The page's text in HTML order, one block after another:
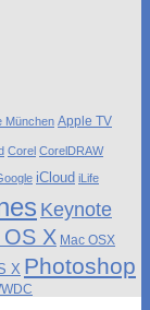
München Apple TV
Corel CorelDRAW
iCloud iLife
Keynote
X Mac OSX
X Photoshop